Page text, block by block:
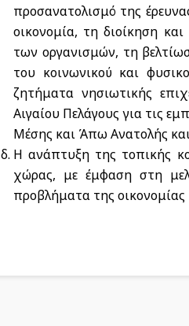
προσανατολισμό της
οικονομία, τη διοίκηση
των οργανισμών, τη
του κοινωνικού και
ζητήματα νησιωτικής
Αιγαίου Πελάγους για τις
Μέσης και Άπω Ανατολής
Η ανάπτυξη της τοπικής
χώρας, με έμφαση στη
προβλήματα της οικονομίας